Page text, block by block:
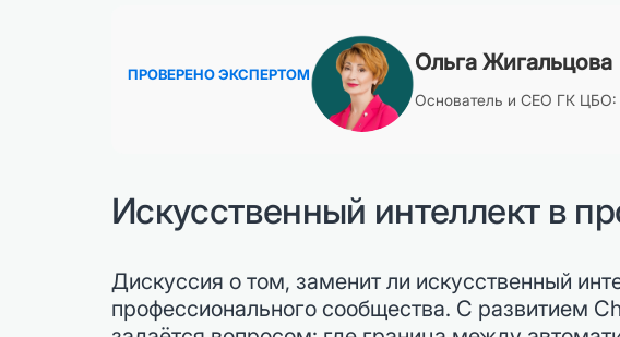
ПРОВЕРЕНО ЭКСПЕРТОМ Ольга Жигальцова
Основатель и CEO ГК
Искусственный интеллект в
Дискуссия о том, заменит ли искусственный
профессионального сообщества. С развитием